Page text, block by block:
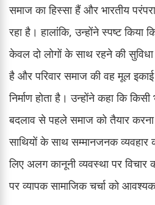
समाज का हिस्सा हैं और भारतीय
रहा है। हालांकि, उन्होंने स्पष्ट किया
केवल दो लोगों के साथ रहने की सुविधा
है और परिवार समाज की वह मूल
निर्माण होता है। उन्होंने कहा कि
बदलाव से पहले समाज को तैयार
साथियों के साथ सम्मानजनक
लिए अलग कानूनी व्यवस्था पर
पर व्यापक सामाजिक चर्चा को